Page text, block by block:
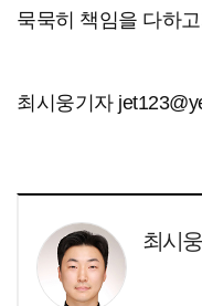
묵묵히 책임을 다하
최시웅기자
최시웅